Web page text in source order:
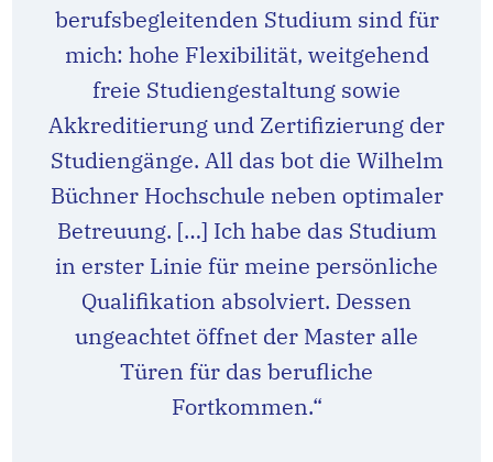
berufsbegleitenden Studium sind für
mich: hohe Flexibilität, weitgehend
freie Studiengestaltung sowie
Akkreditierung und Zertifizierung der
Studiengänge. All das bot die Wilhelm
Büchner Hochschule neben optimaler
Betreuung. […] Ich habe das Studium
in erster Linie für meine persönliche
Qualifikation absolviert. Dessen
ungeachtet öffnet der Master alle
Türen für das berufliche
Fortkommen.“